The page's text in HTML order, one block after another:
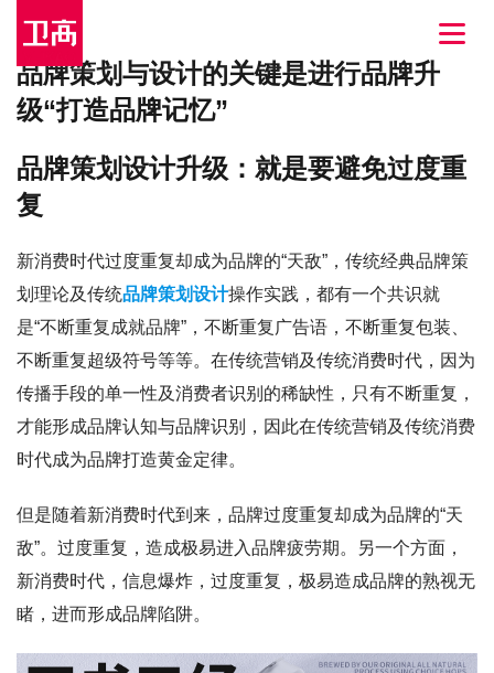
品牌策划与设计的关键是进行品牌升
级“打造品牌记忆”
品牌策划设计升级：就是要避免过度重
复
新消费时代过度重复却成为品牌的“天敌”，传统经典品牌策
划理论及传统品牌策划设计操作实践，都有一个共识就
是“不断重复成就品牌”，不断重复广告语，不断重复包装、
不断重复超级符号等等。在传统营销及传统消费时代，因为
传播手段的单一性及消费者识别的稀缺性，只有不断重复，
才能形成品牌认知与品牌识别，因此在传统营销及传统消费
时代成为品牌打造黄金定律。
但是随着新消费时代到来，品牌过度重复却成为品牌的“天
敌”。过度重复，造成极易进入品牌疲劳期。另一个方面，
新消费时代，信息爆炸，过度重复，极易造成品牌的熟视无
睹，进而形成品牌陷阱。